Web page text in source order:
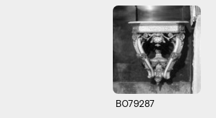
B079287